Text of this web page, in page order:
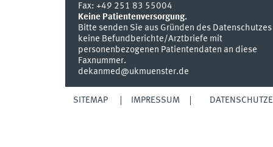
Fax: +49 251 83 55004
Keine Patientenversorgung.
Bitte senden Sie aus Gründen des Datenschutzes
keine Befundberichte/Arztbriefe mit
personenbezogenen Patientendaten an diese
Faxnummer.
dekanmed@ukmuenster.de
SITEMAP IMPRESSUM